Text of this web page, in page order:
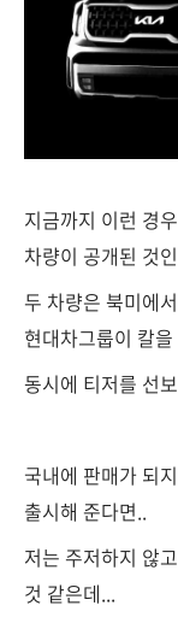
지금까지 이런 경
차량이 공개된 것
두 차량은 북미에
현대차그룹이 칼을
동시에 티저를 선
국내에 판매가 되
출시해 준다면..
저는 주저하지 않
것 같은데...